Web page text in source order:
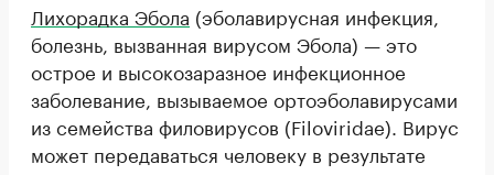
Лихорадка Эбола (эболавирусная инфекция,
болезнь, вызванная вирусом Эбола) — это
острое и высокозаразное инфекционное
заболевание, вызываемое ортоэболавирусами
из семейства филовирусов (Filoviridae). Вирус
может передаваться человеку в результате